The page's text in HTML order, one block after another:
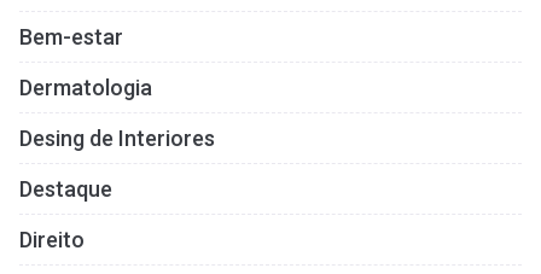
Bem-estar
Dermatologia
Desing de Interiores
Destaque
Direito